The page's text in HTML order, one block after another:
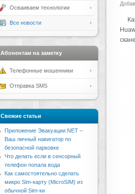
Осваиваем технологии
Все новости
Абонентам на заметку
Телефонные мошенники
Отправка SMS
Свежие статьи
Приложение Эвакуации.NET –
Ваш личный навигатор по
безопасной парковке
Что делать если в сенсорный
телефон попала вода
Как самостоятельно сделать
микро Sim-карту (MicroSIM) из
обычной Sim-ки